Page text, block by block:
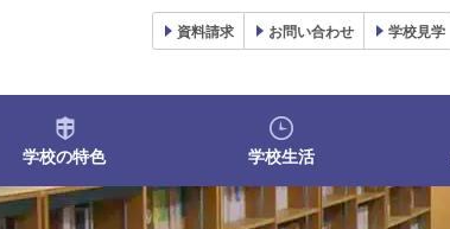
資料請求 お問い合わせ 学校見学
学校の特色 学校生活